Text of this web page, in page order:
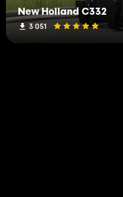
New Holland C332
3 051